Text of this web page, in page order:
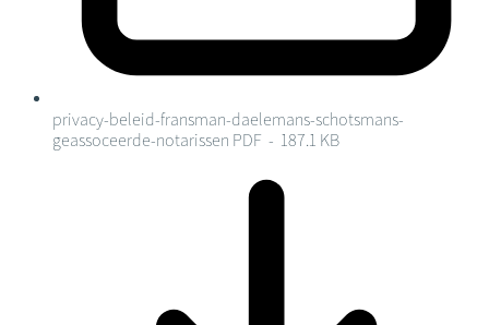
privacy-beleid-fransman-daelemans-schotsmans-
geassoceerde-notarissen PDF - 187.1 KB